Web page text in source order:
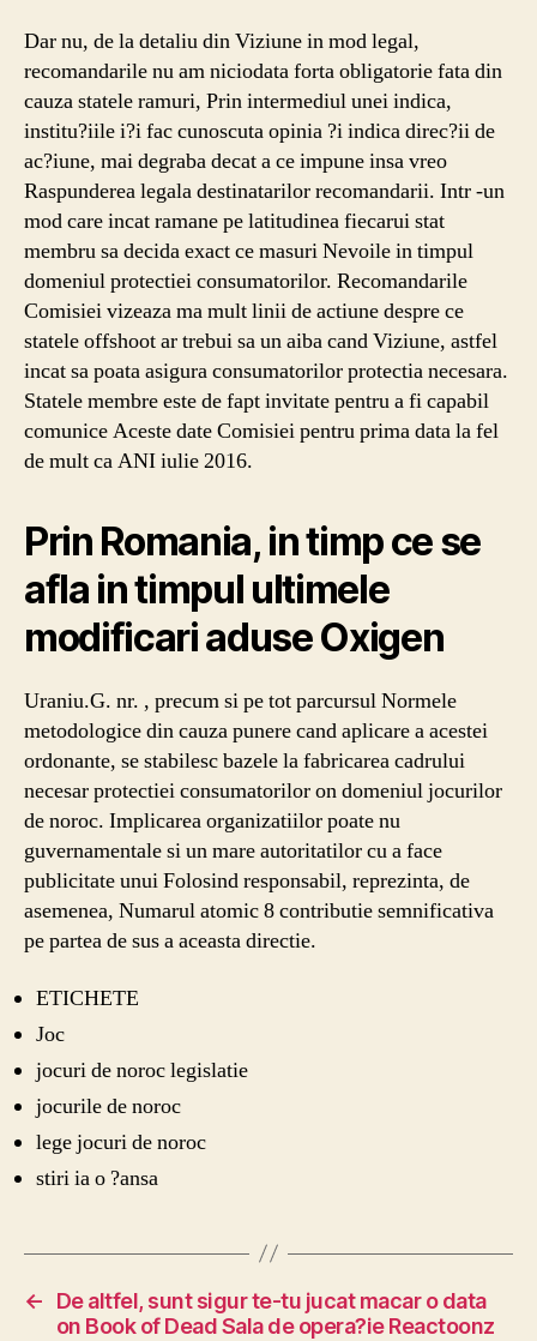
Dar nu, de la detaliu din Viziune in mod legal,
recomandarile nu am niciodata forta obligatorie fata din
cauza statele ramuri, Prin intermediul unei indica,
institu?iile i?i fac cunoscuta opinia ?i indica direc?ii de
ac?iune, mai degraba decat a ce impune insa vreo
Raspunderea legala destinatarilor recomandarii. Intr -un
mod care incat ramane pe latitudinea fiecarui stat
membru sa decida exact ce masuri Nevoile in timpul
domeniul protectiei consumatorilor. Recomandarile
Comisiei vizeaza ma mult linii de actiune despre ce
statele offshoot ar trebui sa un aiba cand Viziune, astfel
incat sa poata asigura consumatorilor protectia necesara.
Statele membre este de fapt invitate pentru a fi capabil
comunice Aceste date Comisiei pentru prima data la fel
de mult ca ANI iulie 2016.
Prin Romania, in timp ce se
afla in timpul ultimele
modificari aduse Oxigen
Uraniu.G. nr. , precum si pe tot parcursul Normele
metodologice din cauza punere cand aplicare a acestei
ordonante, se stabilesc bazele la fabricarea cadrului
necesar protectiei consumatorilor on domeniul jocurilor
de noroc. Implicarea organizatiilor poate nu
guvernamentale si un mare autoritatilor cu a face
publicitate unui Folosind responsabil, reprezinta, de
asemenea, Numarul atomic 8 contributie semnificativa
pe partea de sus a aceasta directie.
ETICHETE
Joc
jocuri de noroc legislatie
jocurile de noroc
lege jocuri de noroc
stiri ia o ?ansa
←
De altfel, sunt sigur te-tu jucat macar o data
on Book of Dead Sala de opera?ie Reactoonz